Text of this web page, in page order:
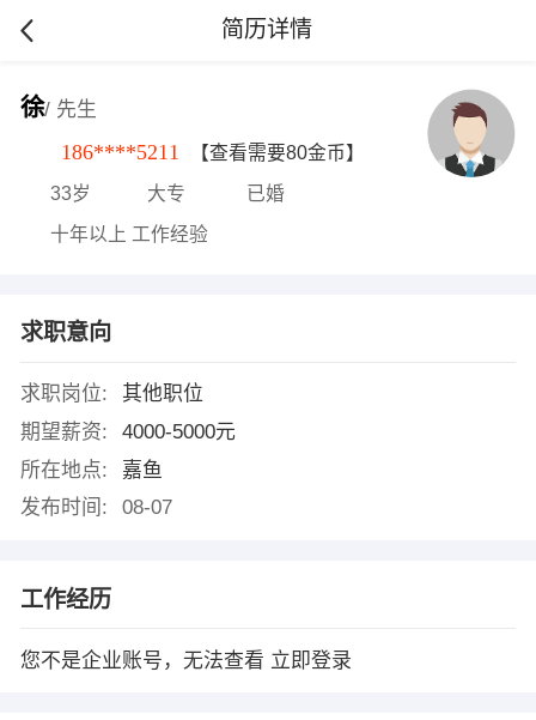
简历详情
徐/ 先生
186****5211 【查看需要80金币】
33岁 大专 已婚
十年以上 工作经验
求职意向
求职岗位:
其他职位
期望薪资:
4000-5000元
所在地点:
嘉鱼
发布时间:
08-07
工作经历
您不是企业账号，无法查看 立即登录